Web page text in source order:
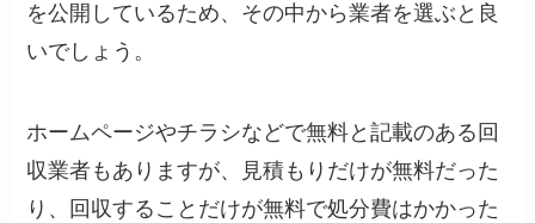
を公開しているため、その中から業者を選ぶと良
いでしょう。
ホームページやチラシなどで無料と記載のある回
収業者もありますが、見積もりだけが無料だった
り、回収することだけが無料で処分費はかかった